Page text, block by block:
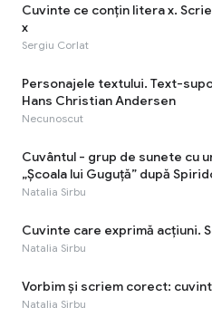
Cuvinte ce conțin litera x.
x
Sergiu Corlat
Personajele textului. Text-
Hans Christian Andersen
Necunoscut
Cuvântul - grup de sunete cu
„Școala lui Guguță” după
Natalia Sirbu
Cuvinte care exprimă acţiuni.
Natalia Sirbu
Vorbim și scriem corect:
Natalia Sirbu